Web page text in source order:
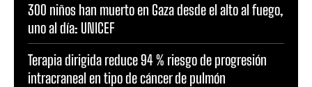
300 niños han muerto en Gaza desde el alto al fuego,
uno al día: UNICEF
Terapia dirigida reduce 94 % riesgo de progresión
intracraneal en tipo de cáncer de pulmón